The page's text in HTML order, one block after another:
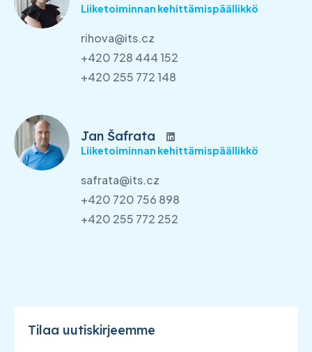
Liiketoiminnan kehittämispäällikkö
rihova@its.cz
+420 728 444 152
+420 255 772 148
Jan Šafrata
Liiketoiminnan kehittämispäällikkö
safrata@its.cz
+420 720 756 898
+420 255 772 252
Tilaa uutiskirjeemme